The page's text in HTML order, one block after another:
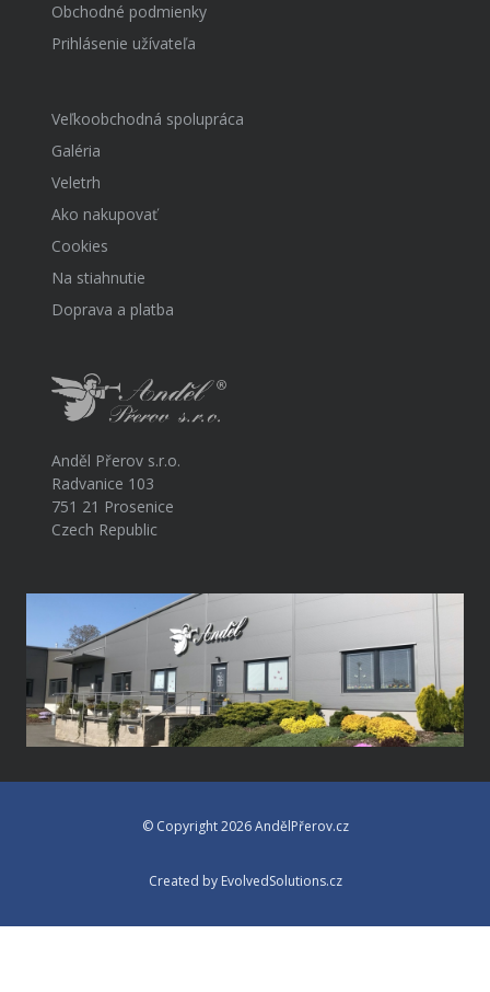
Obchodné podmienky
Prihlásenie užívateľa
Veľkoobchodná spolupráca
Galéria
Veletrh
Ako nakupovať
Cookies
Na stiahnutie
Doprava a platba
Anděl Přerov s.r.o.
Radvanice 103
751 21 Prosenice
Czech Republic
© Copyright 2026 AndělPřerov.cz
Created by EvolvedSolutions.cz